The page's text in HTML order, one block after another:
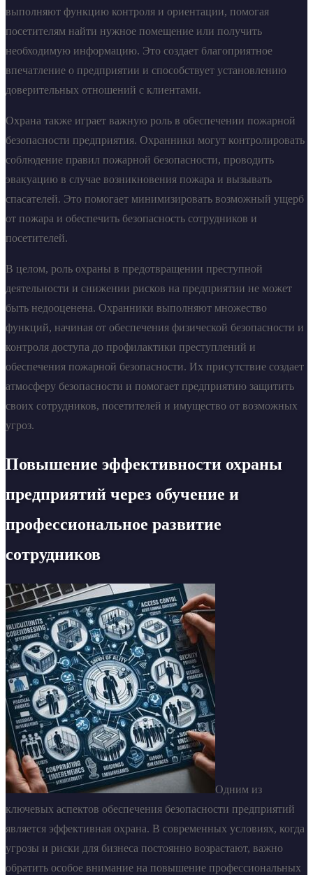
выполняют функцию контроля и ориентации, помогая
посетителям найти нужное помещение или получить
необходимую информацию. Это создает благоприятное
впечатление о предприятии и способствует установлению
доверительных отношений с клиентами.
Охрана также играет важную роль в обеспечении пожарной
безопасности предприятия. Охранники могут контролировать
соблюдение правил пожарной безопасности, проводить
эвакуацию в случае возникновения пожара и вызывать
спасателей. Это помогает минимизировать возможный ущерб
от пожара и обеспечить безопасность сотрудников и
посетителей.
В целом, роль охраны в предотвращении преступной
деятельности и снижении рисков на предприятии не может
быть недооценена. Охранники выполняют множество
функций, начиная от обеспечения физической безопасности и
контроля доступа до профилактики преступлений и
обеспечения пожарной безопасности. Их присутствие создает
атмосферу безопасности и помогает предприятию защитить
своих сотрудников, посетителей и имущество от возможных
угроз.
Повышение эффективности охраны
предприятий через обучение и
профессиональное развитие
сотрудников
Одним из
ключевых аспектов обеспечения безопасности предприятий
является эффективная охрана. В современных условиях, когда
угрозы и риски для бизнеса постоянно возрастают, важно
обратить особое внимание на повышение профессиональных